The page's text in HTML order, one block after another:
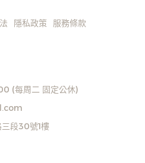
隱私政策 服務條款
(每周二 固定公休)
段30號1樓